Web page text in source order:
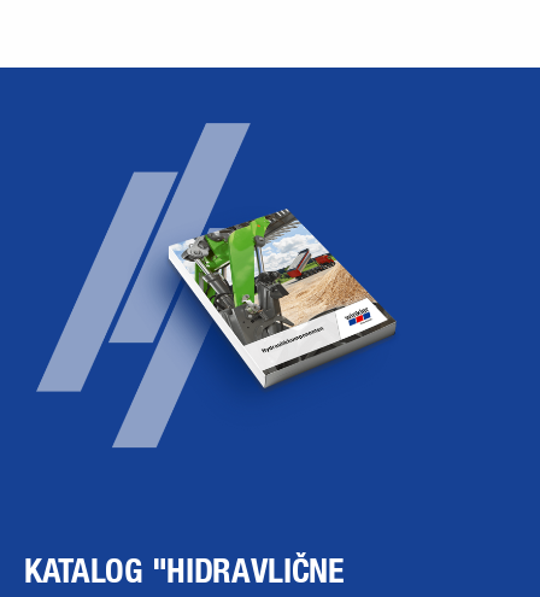
KATALOG "HIDRAVLIČNE